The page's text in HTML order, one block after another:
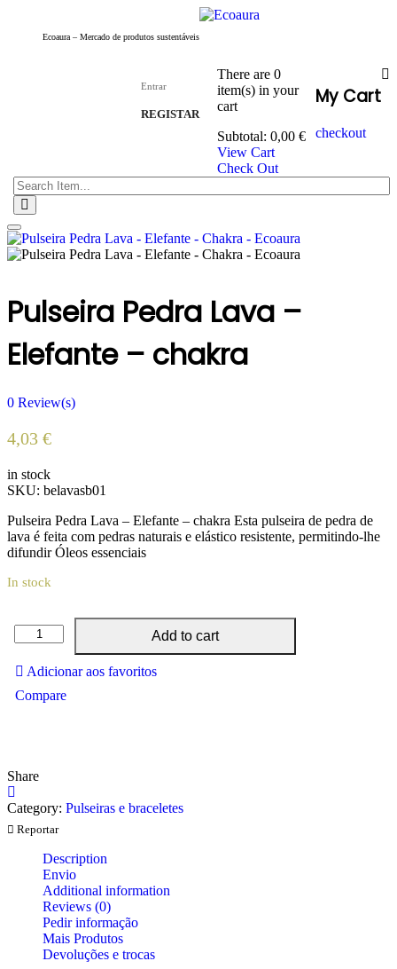
Ecoaura – Mercado de produtos sustentáveis
Entrar
REGISTAR
My Cart
checkout
There are 0
item(s) in your
cart
Subtotal: 0,00 €
View Cart
Check Out
Toggle
navigation
Pulseira Pedra Lava –
Elefante – chakra
0 Review(s)
4,03 €
in stock
SKU: belavasb01
Pulseira Pedra Lava – Elefante – chakra Esta pulseira de pedra de
lava é feita com pedras naturais e elástico resistente, permitindo-lhe
difundir Óleos essenciais
In stock
Pulseira
Pedra
Lava
-
Elefante
Add to cart
Adicionar aos favoritos
Compare
Share
Category: Pulseiras e braceletes
Reportar
Description
Envio
Additional information
Reviews (0)
Pedir informação
Mais Produtos
Devoluções e trocas